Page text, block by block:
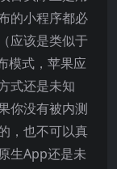
的小程序都必
应该是类似于
模式，苹果应
式还是未知
你没有被内测
，也不可以真
生App还是未